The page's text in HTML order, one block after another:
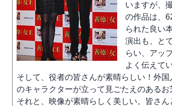
いますが、
の作品は、
られた良い
演出も、と
らい、アッ
よく伝えて
そして、役者の皆さんが素晴らしい！外
のキャラクターが立って見ごたえのあるお
それと、映像が素晴らしく美しい。皆さ